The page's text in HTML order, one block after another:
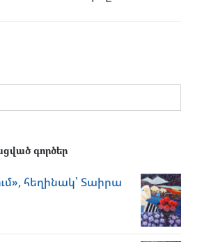
գործեր
հեղինակ՝ Տաիրա